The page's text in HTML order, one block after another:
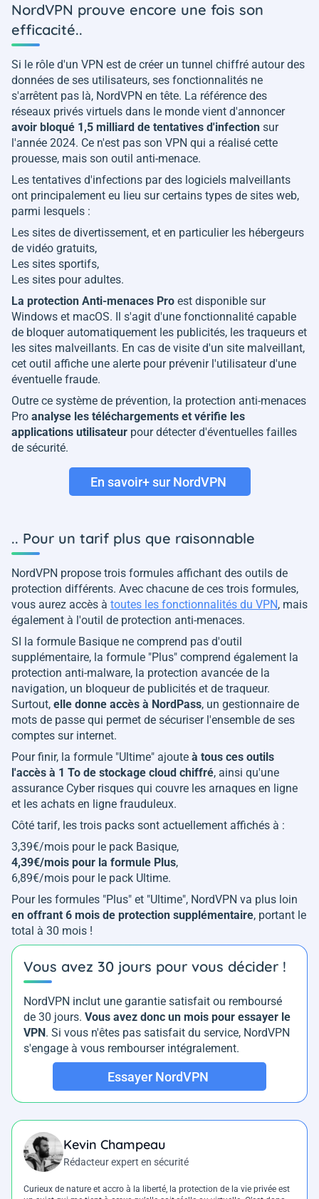
NordVPN prouve encore une fois son
efficacité..
Si le rôle d'un VPN est de créer un tunnel chiffré autour des
données de ses utilisateurs, ses fonctionnalités ne
s'arrêtent pas là, NordVPN en tête. La référence des
réseaux privés virtuels dans le monde vient d'annoncer
avoir bloqué 1,5 milliard de tentatives d'infection sur
l'année 2024. Ce n'est pas son VPN qui a réalisé cette
prouesse, mais son outil anti-menace.
Les tentatives d'infections par des logiciels malveillants
ont principalement eu lieu sur certains types de sites web,
parmi lesquels :
Les sites de divertissement, et en particulier les hébergeurs
de vidéo gratuits,
Les sites sportifs,
Les sites pour adultes.
La protection Anti-menaces Pro est disponible sur
Windows et macOS. Il s'agit d'une fonctionnalité capable
de bloquer automatiquement les publicités, les traqueurs et
les sites malveillants. En cas de visite d'un site malveillant,
cet outil affiche une alerte pour prévenir l'utilisateur d'une
éventuelle fraude.
Outre ce système de prévention, la protection anti-menaces
Pro analyse les téléchargements et vérifie les
applications utilisateur pour détecter d'éventuelles failles
de sécurité.
En savoir+ sur NordVPN
.. Pour un tarif plus que raisonnable
NordVPN propose trois formules affichant des outils de
protection différents. Avec chacune de ces trois formules,
vous aurez accès à toutes les fonctionnalités du VPN, mais
également à l'outil de protection anti-menaces.
SI la formule Basique ne comprend pas d'outil
supplémentaire, la formule "Plus" comprend également la
protection anti-malware, la protection avancée de la
navigation, un bloqueur de publicités et de traqueur.
Surtout, elle donne accès à NordPass, un gestionnaire de
mots de passe qui permet de sécuriser l'ensemble de ses
comptes sur internet.
Pour finir, la formule "Ultime" ajoute à tous ces outils
l'accès à 1 To de stockage cloud chiffré, ainsi qu'une
assurance Cyber risques qui couvre les arnaques en ligne
et les achats en ligne frauduleux.
Côté tarif, les trois packs sont actuellement affichés à :
3,39€/mois pour le pack Basique,
4,39€/mois pour la formule Plus,
6,89€/mois pour le pack Ultime.
Pour les formules "Plus" et "Ultime", NordVPN va plus loin
en offrant 6 mois de protection supplémentaire, portant le
total à 30 mois !
Vous avez 30 jours pour vous décider !
NordVPN inclut une garantie satisfait ou remboursé
de 30 jours. Vous avez donc un mois pour essayer le
VPN . Si vous n'êtes pas satisfait du service, NordVPN
s'engage à vous rembourser intégralement.
Essayer NordVPN
Kevin Champeau
Rédacteur expert en sécurité
Curieux de nature et accro à la liberté, la protection de la vie privée est